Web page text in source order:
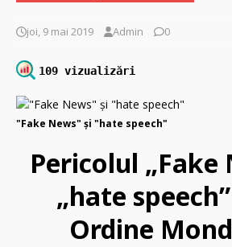
joi, 9 mai 2019 Admin 0
109 vizualizări
"Fake News" şi "hate speech"
Pericolul „Fake
„hate
Ordine